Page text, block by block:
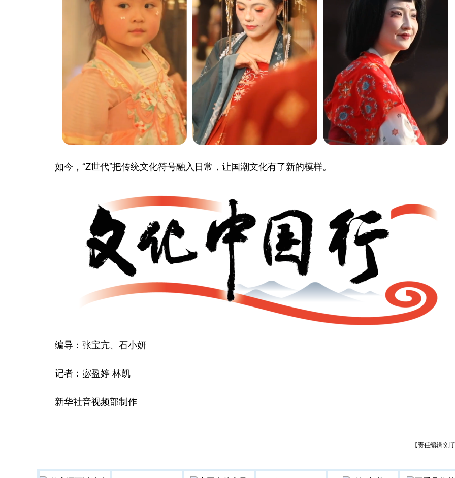
如今，“Z世代”把传统文化符号融入日常，让国潮文化有了新的模样。
编导：张宝亢、石小妍
记者：宓盈婷 林凯
新华社音视频部制作
【责任编辑:刘